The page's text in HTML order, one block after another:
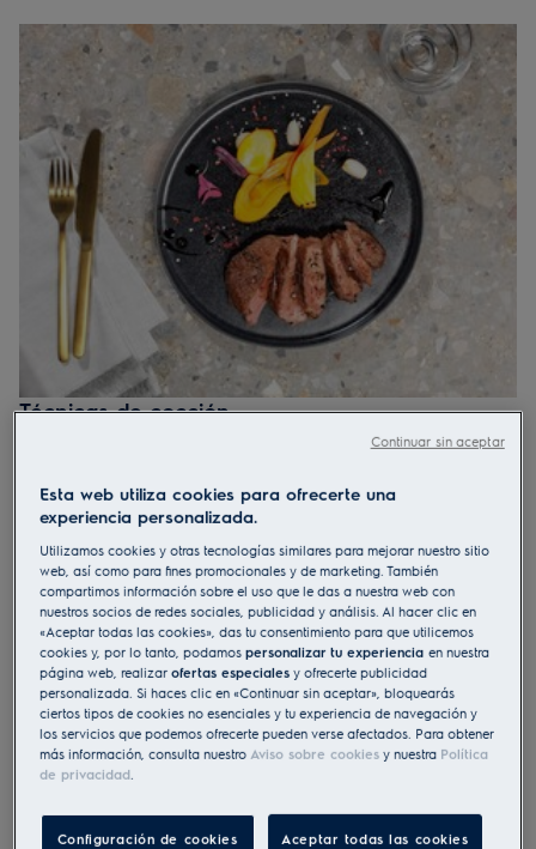
Horno compacto (y/o con microondas): hornos de
dimensiones más reducidas (45 cm de alto) que los demás
y que ofrecen la misma variedad de funciones de cocción
que los hornos de tamaño estándar (60 cm de alto).
Horno de vapor: hornos multifunción que incluyen las
ventajas de funciones del tipo de cocción al vapor. Por
tanto, si buscas un horno para cocinar al vapor, este es el
ideal para ti. Dependiendo del modelo tendrán una, dos o
tres funciones de vapor, y los más avanzados tienen
también la función de cocción al vacío.
Técnicas de cocción
Para elegir el mejor horno deberás tener muy en cuenta tus
Al vapor – mientras que el calor convencional dora y deja
crujiente el exterior de los alimentos, el vapor conserva la
al preparar tanto carnes y verduras como pescados, por no
mencionar los postres.
Asados–un horno con función grill que te ofrece muchas más
posibilidades a la hora de preparar cualquier receta.
Horneados–un horno con ventilador XL que te ofrece la
posibilidad de preparar tartas y pasteles de categoría
profesional gracias a la distribución uniforme del calor
¿Aún no te decides? – Un horno multifunción a vapor puede
hacer todo esto y mucho más.
Esta web utiliza cookies para ofrecerte una
experiencia personalizada.
Utilizamos cookies y otras tecnologías similares para mejorar nuestro sitio
web, así como para fines promocionales y de marketing. También
compartimos información sobre el uso que le das a nuestra web con
nuestros socios de redes sociales, publicidad y análisis. Al hacer clic en
«Aceptar todas las cookies», das tu consentimiento para que utilicemos
cookies y, por lo tanto, podamospersonalizar tu experienciaen nuestra
página web, realizarofertas especiales y ofrecerte publicidad
personalizada. Si haces clic en «Continuar sin aceptar», bloquearás
ciertos tipos de cookies no esenciales y tu experiencia de navegación y
los servicios que podemos ofrecerte pueden verse afectados. Para obtener
más información, consulta nuestroAviso sobre cookies y nuestra Política
de privacidad.
Configuración de cookies Aceptar todas las cookies
Continuar sin aceptar